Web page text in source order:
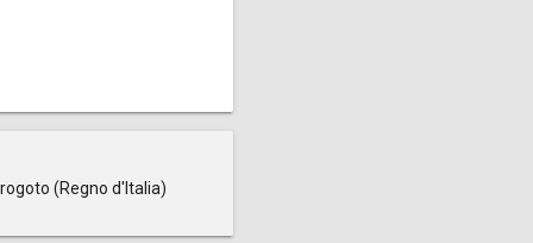
(Regno d'Italia)